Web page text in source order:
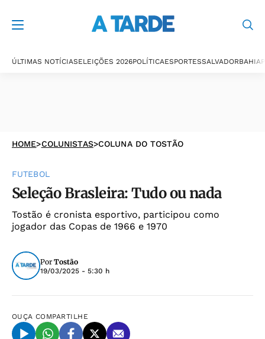
ÚLTIMAS NOTÍCIASELEIÇÕES 2026POLÍTICAESPORTESSALVADORBAHIA
HOME>COLUNISTAS>COLUNA DO TOSTÃO
FUTEBOL
Seleção Brasleira: Tudo ou nada
Tostão é cronista esportivo, participou como
jogador das Copas de 1966 e 1970
Por Tostão
19/03/2025 - 5:30 h
OUÇA COMPARTILHE